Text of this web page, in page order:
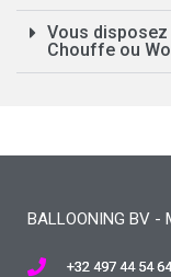
Vous
Chouffe ou
BALLOONING BV -
+32 497 44 54